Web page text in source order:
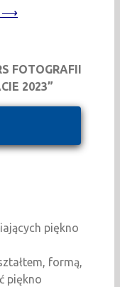
⟶
FOTOGRAFII
2023”
piękno
formą,
piękno